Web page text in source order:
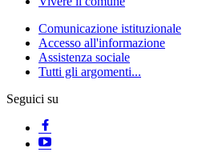
Comunicazione istituzionale
Accesso all'informazione
Assistenza sociale
Tutti gli argomenti...
Seguici su